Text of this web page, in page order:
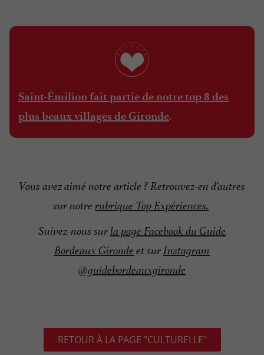
Saint-Émilion fait partie de notre top 8 des
plus beaux villages de Gironde.
Vous avez aimé notre article ? Retrouvez-en d’autres
sur notre rubrique Top Expériences.
Suivez-nous surla page Facebook du Guide
Bordeaux Gironde et surInstagram
@guidebordeauxgironde
RETOUR À LA PAGE "CULTURELLE"